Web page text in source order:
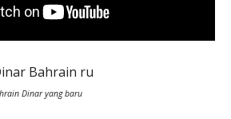
Dinar yang baru